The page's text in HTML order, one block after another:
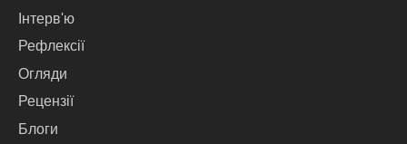
Інтерв'ю
Рефлексії
Огляди
Рецензії
Блоги